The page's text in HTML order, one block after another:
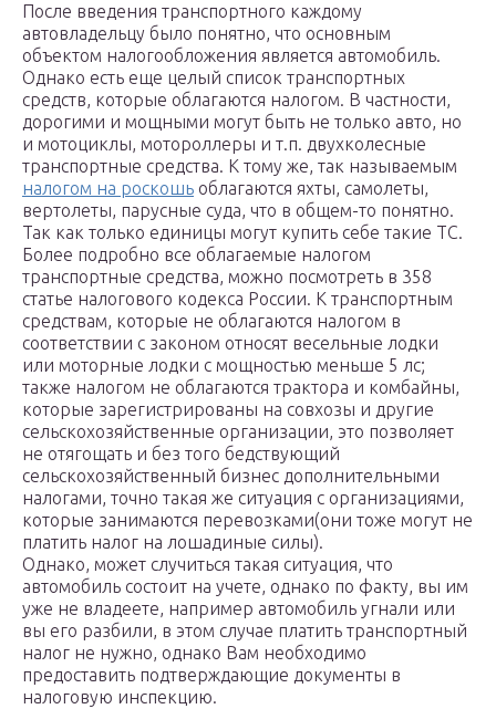
После введения транспортного каждому
автовладельцу было понятно, что основным
объектом налогообложения является автомобиль.
Однако есть еще целый список транспортных
средств, которые облагаются налогом. В частности,
дорогими и мощными могут быть не только авто, но
и мотоциклы, мотороллеры и т.п. двухколесные
транспортные средства. К тому же, так называемым
налогом на роскошь облагаются яхты, самолеты,
вертолеты, парусные суда, что в общем-то понятно.
Так как только единицы могут купить себе такие ТС.
Более подробно все облагаемые налогом
транспортные средства, можно посмотреть в 358
статье налогового кодекса России. К транспортным
средствам, которые не облагаются налогом в
соответствии с законом относят весельные лодки
или моторные лодки с мощностью меньше 5 лс;
также налогом не облагаются трактора и комбайны,
которые зарегистрированы на совхозы и другие
сельскохозяйственные организации, это позволяет
не отягощать и без того бедствующий
сельскохозяйственный бизнес дополнительными
налогами, точно такая же ситуация с организациями,
которые занимаются перевозками(они тоже могут не
платить налог на лошадиные силы).
Однако, может случиться такая ситуация, что
автомобиль состоит на учете, однако по факту, вы им
уже не владеете, например автомобиль угнали или
вы его разбили, в этом случае платить транспортный
налог не нужно, однако Вам необходимо
предоставить подтверждающие документы в
налоговую инспекцию.